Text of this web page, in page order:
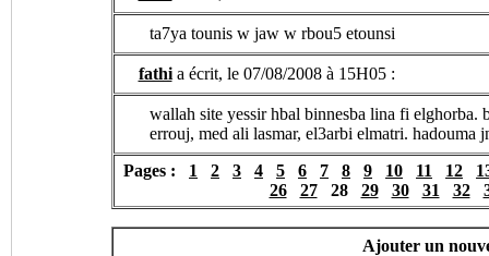
ta7ya tounis w jaw w rbou5 etounsi
fathia écrit, le 07/08/2008 à 15H05 :
wallah site yessir hbal binnesba lina fi elghorba.
errouj, med ali lasmar, el3arbi elmatri. hadouma
Pages :
1 2 3 4 5 6 7 8 9 10 11 12
26
2728 29 30 31 32
Ajouter un